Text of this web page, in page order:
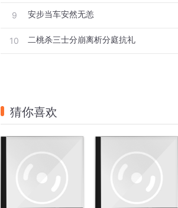
9 安步当车安然无恙
10 二桃杀三士分崩离析分庭抗礼
猜你喜欢